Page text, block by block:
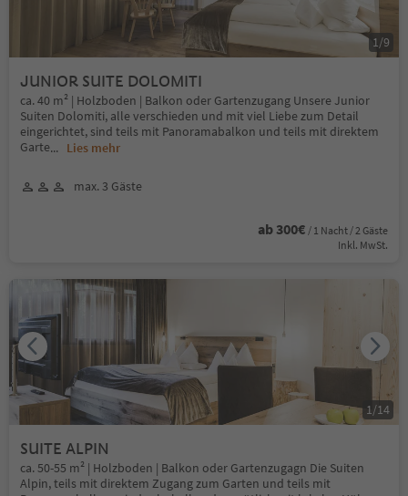
JUNIOR SUITE DOLOMITI
ca. 40 m² | Holzboden | Balkon oder Gartenzugang Unsere Junior
Suiten Dolomiti, alle verschieden und mit viel Liebe zum Detail
eingerichtet, sind teils mit Panoramabalkon und teils mit direktem
Garte... Lies mehr
max. 3 Gäste
ab 300€ / 1 Nacht / 2 Gäste
Inkl. MwSt.
1/9
SUITE ALPIN
ca. 50-55 m² | Holzboden | Balkon oder Gartenzugagn Die Suiten
Alpin, teils mit direktem Zugang zum Garten und teils mit
1/14